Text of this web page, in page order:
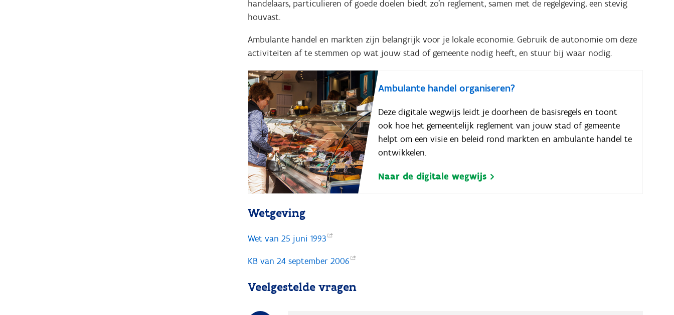
handelaars, particulieren of goede doelen biedt zo’n reglement, samen met de regelgeving, een stevig
houvast.
Ambulante handel en markten zijn belangrijk voor je lokale economie. Gebruik de autonomie om deze
activiteiten af te stemmen op wat jouw stad of gemeente nodig heeft, en stuur bij waar nodig.
Ambulante handel organiseren?
Deze digitale wegwijs leidt je doorheen de basisregels en toont
ook hoe het gemeentelijk reglement van jouw stad of gemeente
helpt om een visie en beleid rond markten en ambulante handel te
ontwikkelen.
Naar de digitale wegwijs
Wetgeving
Wet van 25 juni 1993
KB van 24 september 2006
Veelgestelde vragen